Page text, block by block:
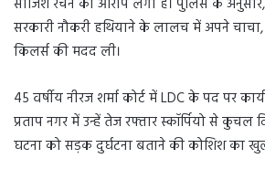
साजिश रचने का आरोप लगा है। पुलिस के
सरकारी नौकरी हथियाने के लालच में अपने चाचा,
किलर्स की मदद ली।
45 वर्षीय नीरज शर्मा कोर्ट में LDC के पद पर
प्रताप नगर में उन्हें तेज रफ्तार स्कॉर्पियो से कुचल
घटना को सड़क दुर्घटना बताने की कोशिश का